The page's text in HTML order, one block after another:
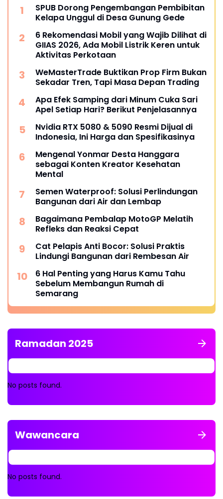
SPUB Dorong Pengembangan Pembibitan
Kelapa Unggul di Desa Gunung Gede
6 Rekomendasi Mobil yang Wajib Dilihat di
GIIAS 2026, Ada Mobil Listrik Keren untuk
Aktivitas Perkotaan
WeMasterTrade Buktikan Prop Firm Bukan
Sekadar Tren, Tapi Masa Depan Trading
Apa Efek Samping dari Minum Cuka Sari
Apel Setiap Hari? Berikut Penjelasannya
Nvidia RTX 5080 & 5090 Resmi Dijual di
Indonesia, Ini Harga dan Spesifikasinya
Mengenal Yonmar Desta Hanggara
sebagai Konten Kreator Kesehatan
Mental
Semen Waterproof: Solusi Perlindungan
Bangunan dari Air dan Lembap
Bagaimana Pembalap MotoGP Melatih
Refleks dan Reaksi Cepat
Cat Pelapis Anti Bocor: Solusi Praktis
Lindungi Bangunan dari Rembesan Air
6 Hal Penting yang Harus Kamu Tahu
Sebelum Membangun Rumah di
Semarang
Ramadan 2025
No posts found.
Wawancara
No posts found.